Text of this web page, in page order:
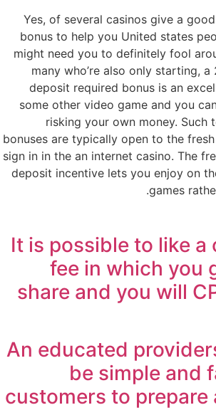
Yes, of several casinos give a
bonus to help you United states
might need you to definitely fool
many who’re also only starting,
deposit required bonus is an
some other video game and you
risking your own money. Such
bonuses are typically open to the
sign in in the an internet casino. The
deposit incentive lets you enjoy on
games
It is possible to like a
fee in which you
share and you will
An educated
be simple and
customers to prepare